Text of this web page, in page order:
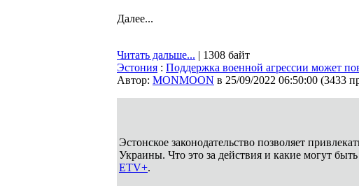
Далее...
Читать дальше... | 1308 байт
Эстония : Поддержка военной агрессии может
Автор: MONMOON в 25/09/2022 06:50:00 (3433
Эстонское законодательство позволяет
Украины. Что это за действия и какие могут
ETV+.